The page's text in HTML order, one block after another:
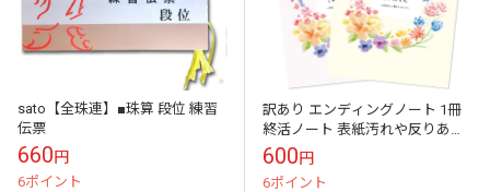
sato【全珠連】■珠算 段位 練習
伝票
660円
6ポイント
訳あり エンディングノート 1冊
終活ノート 表紙汚れや反りあり
初心者向け B5サイズ シンプル
お得
600円
6ポイント